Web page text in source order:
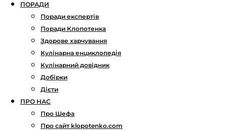
ПОРАДИ
Поради експертів
Поради Клопотенка
Здорове харчування
Кулінарна енциклопедія
Кулінарний довідник
Добірки
Дієти
ПРО НАС
Про Шефа
Про сайт klopotenko.com